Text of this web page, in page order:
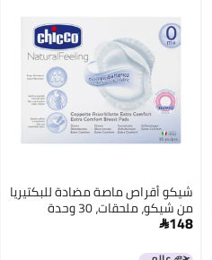
شيكو أقراص ماصة مضادة للبكتيريا
من شيكو، ملحقات، 30 وحدة
148